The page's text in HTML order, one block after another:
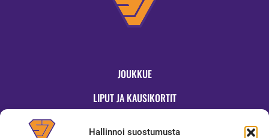
Hallinnoi suostumusta
JOUKKUE
LIPUT JA KAUSIKORTIT